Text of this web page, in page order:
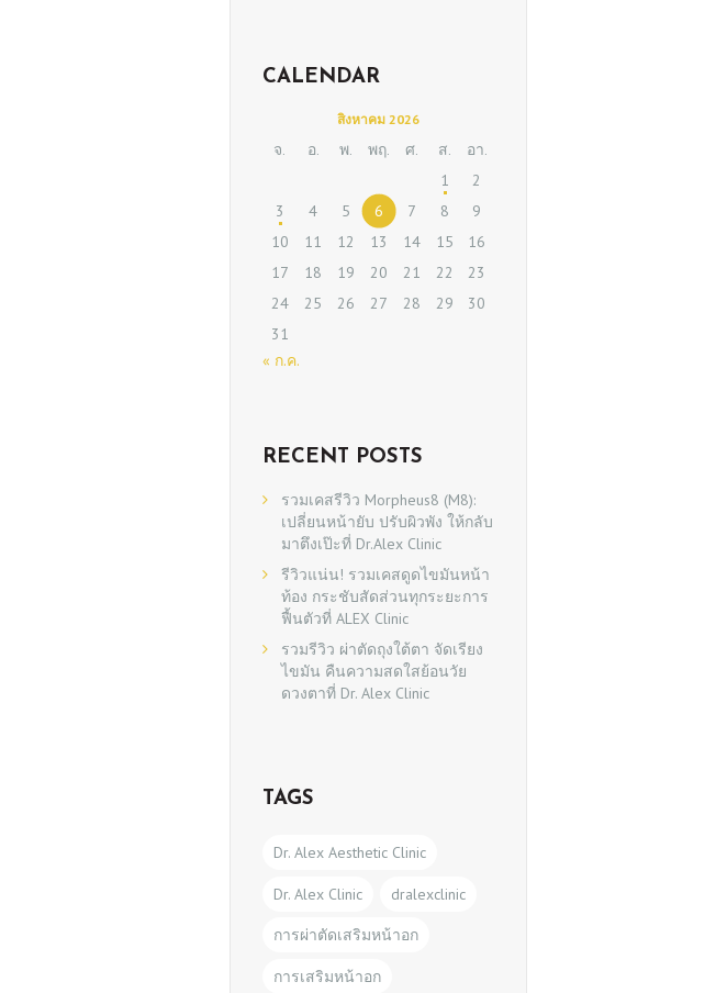
CALENDAR
สิงหาคม 2026
จ.
อ. พ. พฤ. ศ. ส. อา.
1
2
3
4 5 6 7 8
9
10
11 12 13 14 15
16
17
18 19 20 21 22
23
24
25 26 27 28 29
30
31
« ก.ค.
RECENT POSTS
รวมเคสรีวิว Morpheus8 (M8):
เปลี่ยนหน้ายับ ปรับผิวพัง ให้กลับ
มาตึงเป๊ะที่ Dr.Alex Clinic
รีวิวแน่น! รวมเคสดูดไขมันหน้า
ท้อง กระชับสัดส่วนทุกระยะการ
ฟื้นตัวที่ ALEX Clinic
รวมรีวิว ผ่าตัดถุงใต้ตา จัดเรียง
ไขมัน คืนความสดใสย้อนวัย
ดวงตาที่ Dr. Alex Clinic
TAGS
Dr. Alex Aesthetic Clinic
Dr. Alex Clinic dralexclinic
การผ่าตัดเสริมหน้าอก
การเสริมหน้าอก